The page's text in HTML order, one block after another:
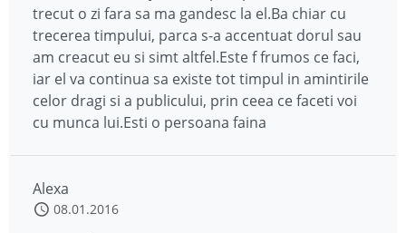
trecut o zi fara sa ma gandesc la el.Ba chiar cu
trecerea timpului, parca s-a accentuat dorul sau
am creacut eu si simt altfel.Este f frumos ce faci,
iar el va continua sa existe tot timpul in amintirile
celor dragi si a publicului, prin ceea ce faceti voi
cu munca lui.Esti o persoana faina
Alexa
08.01.2016